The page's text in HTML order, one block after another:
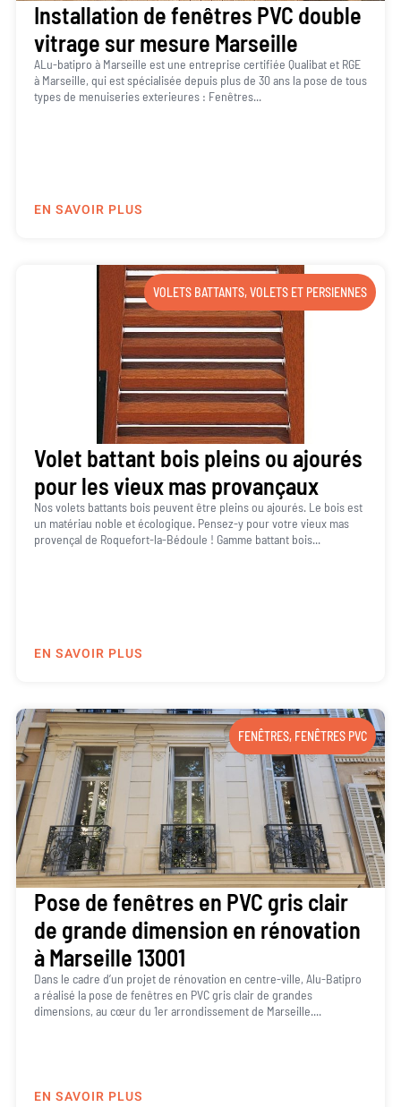
Installation de fenêtres PVC double
vitrage sur mesure Marseille
ALu-batipro à Marseille est une entreprise certifiée Qualibat et RGE
à Marseille, qui est spécialisée depuis plus de 30 ans la pose de tous
types de menuiseries exterieures : Fenêtres...
EN SAVOIR PLUS
VOLETS BATTANTS,VOLETS ET PERSIENNES
Volet battant bois pleins ou ajourés
pour les vieux mas provançaux
Nos volets battants bois peuvent être pleins ou ajourés. Le bois est
un matériau noble et écologique. Pensez-y pour votre vieux mas
provençal de Roquefort-la-Bédoule ! Gamme battant bois...
EN SAVOIR PLUS
FENÊTRES, FENÊTRES PVC
Pose de fenêtres en PVC gris clair
de grande dimension en rénovation
à Marseille 13001
Dans le cadre d’un projet de rénovation en centre-ville, Alu-Batipro
a réalisé la pose de fenêtres en PVC gris clair de grandes
dimensions, au cœur du 1er arrondissement de Marseille....
EN SAVOIR PLUS